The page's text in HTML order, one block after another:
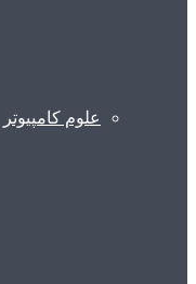
علوم کامپیوتر